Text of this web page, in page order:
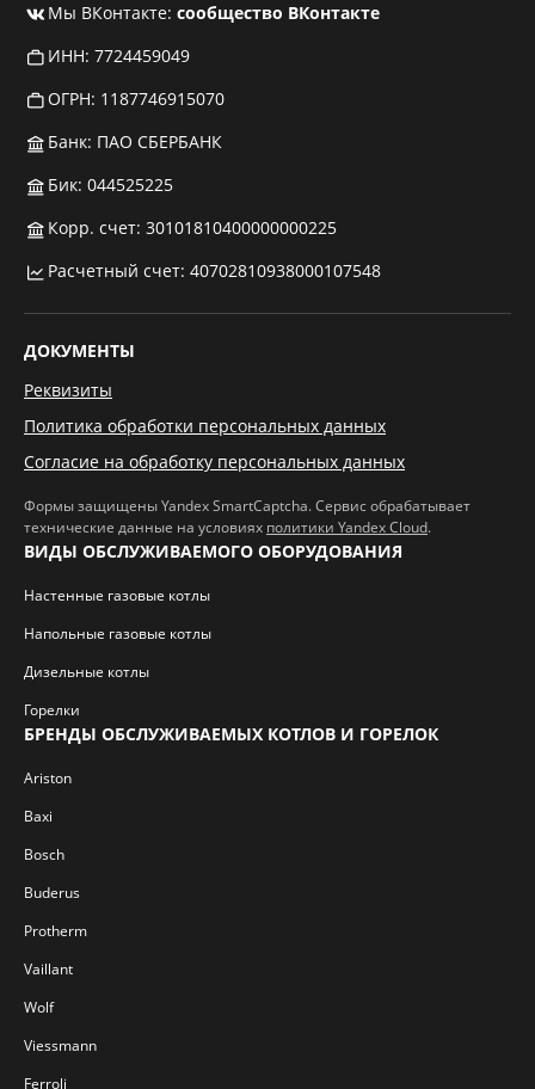
Мы ВКонтакте: сообщество ВКонтакте
ИНН: 7724459049
ОГРН: 1187746915070
Банк: ПАО СБЕРБАНК
Бик: 044525225
Корр. счет: 30101810400000000225
Расчетный счет: 40702810938000107548
ДОКУМЕНТЫ
Реквизиты
Политика обработки персональных данных
Согласие на обработку персональных данных
Формы защищены Yandex SmartCaptcha. Сервис обрабатывает
технические данные на условиях политики Yandex Cloud.
ВИДЫ ОБСЛУЖИВАЕМОГО ОБОРУДОВАНИЯ
Настенные газовые котлы
Напольные газовые котлы
Дизельные котлы
Горелки
БРЕНДЫ ОБСЛУЖИВАЕМЫХ КОТЛОВ И ГОРЕЛОК
Ariston
Baxi
Bosch
Buderus
Protherm
Vaillant
Wolf
Viessmann
Ferroli